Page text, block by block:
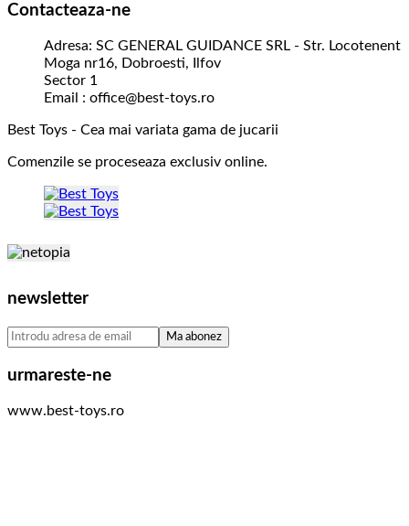
Contacteaza-ne
Adresa: SC GENERAL GUIDANCE SRL - Str. Locotenent
Moga nr16, Dobroesti, Ilfov
Sector 1
Email : office@best-toys.ro
Best Toys - Cea mai variata gama de jucarii
Comenzile se proceseaza exclusiv online.
newsletter
urmareste-ne
www.best-toys.ro